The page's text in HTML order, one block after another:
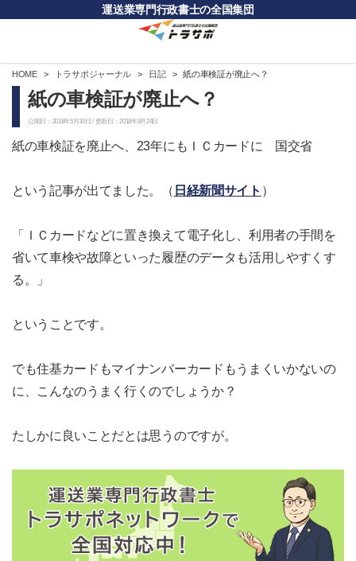
運送業専門行政書士の全国集団
HOME トラサポジャーナル 日記 紙の車検証が廃止へ？
紙の車検証が廃止へ？
公開日：2018年5月30日 / 更新日：2018年8月24日
紙の車検証を廃止へ、23年にもＩＣカードに 国交省
という記事が出てました。（ 日経新聞サイト ）
「ＩＣカードなどに置き換えて電子化し、利用者の手間を
省いて車検や故障といった履歴のデータも活用しやすくす
る。」
ということです。
でも住基カードもマイナンバーカードもうまくいかないの
に、こんなのうまく行くのでしょうか？
たしかに良いことだとは思うのですが。